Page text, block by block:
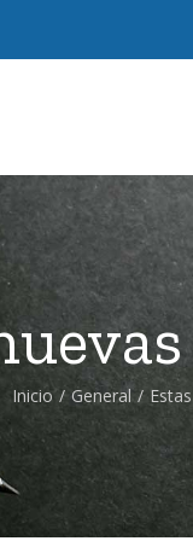
Inicio / General /